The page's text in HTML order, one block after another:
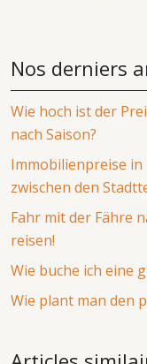
Nos derniers
Wie hoch ist der
nach Saison?
Immobilienpreise in
zwischen den
Fahr mit der Fähre
reisen!
Wie buche ich eine
Wie plant man den